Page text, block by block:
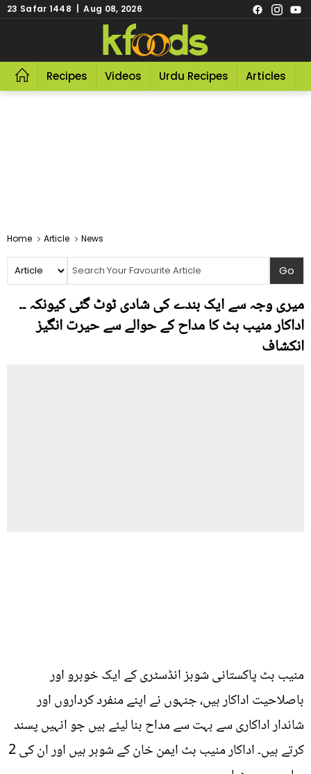
23 Safar 1448 | Aug 08, 2026
Recipes Videos Urdu Recipes Articles
Home Article News
میری وجہ سے ایک بندے کی شادی ٹوٹ گئی کیونکہ ۔۔
اداکار منیب بٹ کا مداح کے حوالے سے حیرت انگیز
انکشاف
منیب بٹ پاکستانی شوبز انڈسٹری کے ایک خوبرو اور
باصلاحیت اداکار ہیں، جنہوں نے اپنے منفرد کرداروں اور
شاندار اداکاری سے بہت سے مداح بنا لیئے ہیں جو انہیں پسند
کرتے ہیں۔ اداکار منیب بٹ ایمن خان کے شوہر ہیں اور ان کی 2